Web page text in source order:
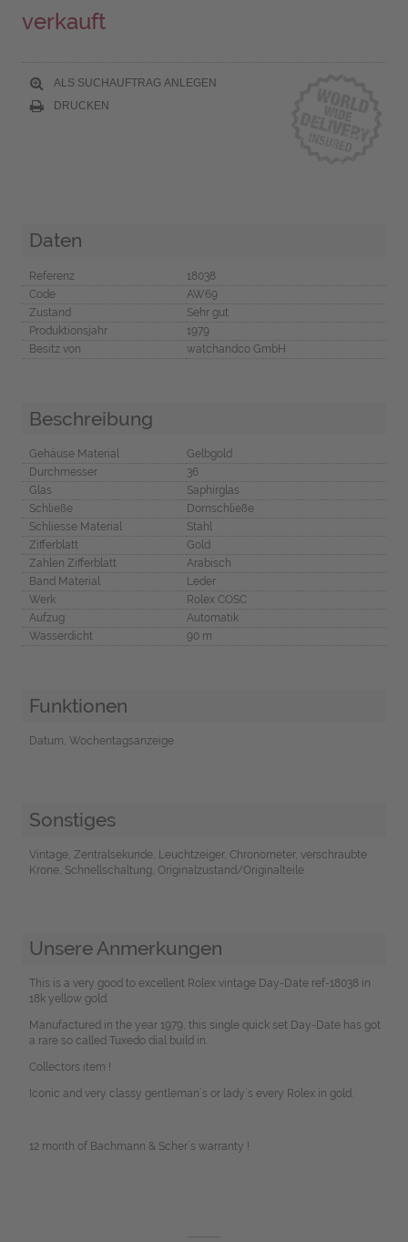
verkauft
ALS SUCHAUFTRAG ANLEGEN
DRUCKEN
Daten
Referenz
18038
Code
AW69
Zustand
Sehr gut
Produktionsjahr
1979
Besitz von
watchandco GmbH
Beschreibung
Gehäuse Material
Gelbgold
Durchmesser
36
Glas
Saphirglas
Schließe
Dornschließe
Schliesse Material
Stahl
Zifferblatt
Gold
Zahlen Zifferblatt
Arabisch
Band Material
Leder
Werk
Rolex COSC
Aufzug
Automatik
Wasserdicht
90 m
Funktionen
Datum, Wochentagsanzeige
Sonstiges
Vintage, Zentralsekunde, Leuchtzeiger, Chronometer, verschraubte
Krone, Schnellschaltung, Originalzustand/Originalteile
Unsere Anmerkungen
This is a very good to excellent Rolex vintage Day-Date ref-18038 in
18k yellow gold.
Manufactured in the year 1979, this single quick set Day-Date has got
a rare so called Tuxedo dial build in.
Collectors item !
Iconic and very classy gentleman´s or lady´s every Rolex in gold.
12 month of Bachmann & Scher´s warranty !